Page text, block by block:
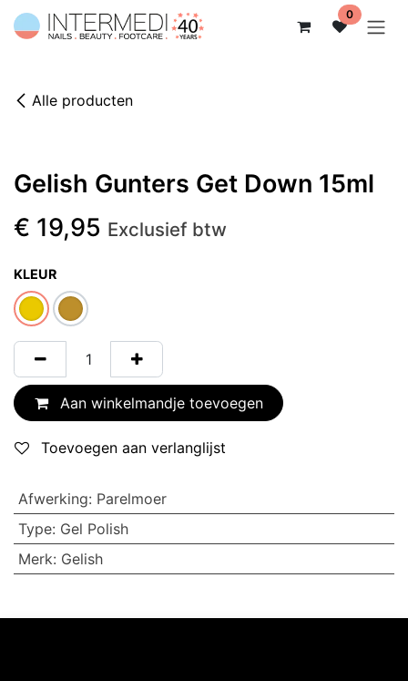
Overslaan naar inhoud 0
Alle producten
Gelish Gunters Get Down 15ml
€ 19,95 Exclusief btw
KLEUR
Aan winkelmandje toevoegen
Toevoegen aan verlanglijst
Afwerking: Parelmoer
Type: Gel Polish
Merk: Gelish